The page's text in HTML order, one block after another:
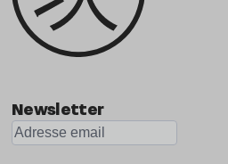
Newsletter